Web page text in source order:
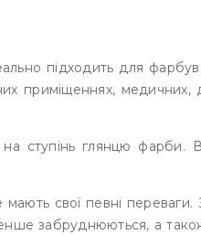
підходить для
приміщеннях, медичних,
на ступінь глянцю
мають свої певні
забруднюються, а